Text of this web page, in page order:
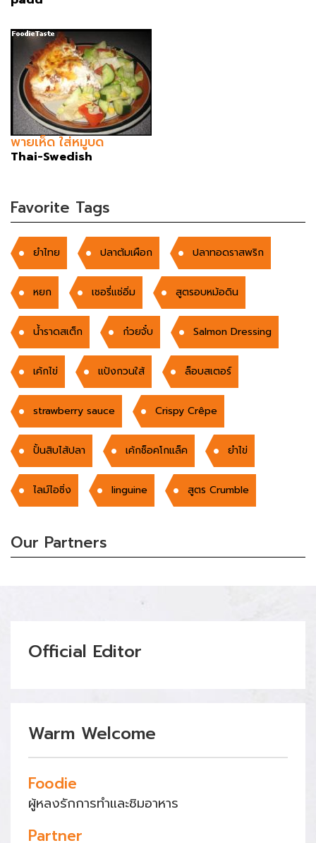
พายเห็ด ใส่หมูบด
Thai-Swedish
Favorite Tags
ยำไทย ปลาต้มเผือก ปลาทอดราสพริก
หยก เชอรี่แช่อิ่ม สูตรอบหม้อดิน
น้ำราดสเต็ก ก๋วยจั๋บ Salmon Dressing
เค้กไข่ แป้งกวนใส้ ล็อบสเตอร์
strawberry sauce Crispy Crêpe
ปั้นสิบไส้ปลา เค้กช็อคโกแล็ค ยำไข่
ไลม์ไอซิ่ง linguine สูตร Crumble
Our Partners
Official Editor
Warm Welcome
Foodie
ผู้หลงรักการทำและชิมอาหาร
Partner